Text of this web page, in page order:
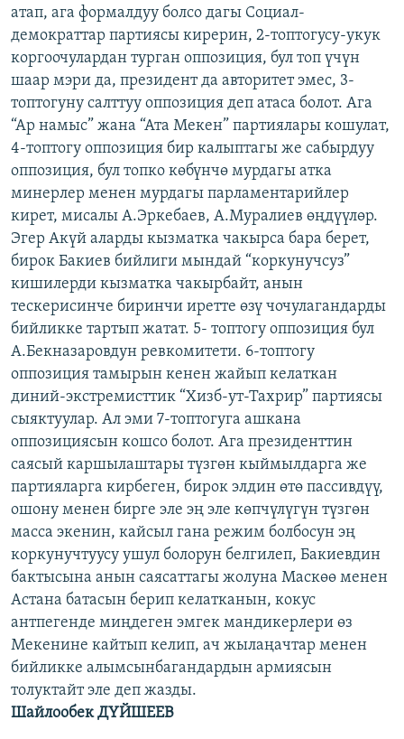
атап, ага формалдуу болсо дагы Социал-
демократтар партиясы кирерин, 2-топтогусу-укук
коргоочулардан турган оппозиция, бул топ үчүн
шаар мэри да, президент да авторитет эмес, 3-
топтогуну салттуу оппозиция деп атаса болот. Ага
“Ар намыс” жана “Ата Мекен” партиялары кошулат,
4-топтогу оппозиция бир калыптагы же сабырдуу
оппозиция, бул топко көбүнчө мурдагы атка
минерлер менен мурдагы парламентарийлер
кирет, мисалы А.Эркебаев, А.Муралиев өңдүүлөр.
Эгер Акүй аларды кызматка чакырса бара берет,
бирок Бакиев бийлиги мындай “коркунучсуз”
кишилерди кызматка чакырбайт, анын
тескерисинче биринчи иретте өзү чочулагандарды
бийликке тартып жатат. 5- топтогу оппозиция бул
А.Бекназаровдун ревкомитети. 6-топтогу
оппозиция тамырын кенен жайып келаткан
диний-экстремисттик “Хизб-ут-Тахрир” партиясы
сыяктуулар. Ал эми 7-топтогуга ашкана
оппозициясын кошсо болот. Ага президенттин
саясый каршылаштары түзгөн кыймылдарга же
партияларга кирбеген, бирок элдин өтө пассивдүү,
ошону менен бирге эле эң эле көпчүлүгүн түзгөн
масса экенин, кайсыл гана режим болбосун эң
коркунучтуусу ушул болорун белгилеп, Бакиевдин
бактысына анын саясаттагы жолуна Маскөө менен
Астана батасын берип келатканын, кокус
антпегенде миңдеген эмгек мандикерлери өз
Мекенине кайтып келип, ач жылаңачтар менен
бийликке алымсынбагандардын армиясын
толуктайт эле деп жазды.
Шайлообек ДҮЙШЕЕВ